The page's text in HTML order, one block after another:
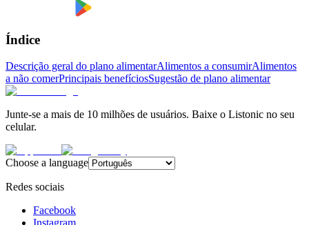
Índice
Descrição geral do plano alimentarAlimentos a consumirAlimentos
a não comerPrincipais benefíciosSugestão de plano alimentar
Junte-se a mais de 10 milhões de usuários. Baixe o Listonic no seu
celular.
Choose a language
Redes sociais
Facebook